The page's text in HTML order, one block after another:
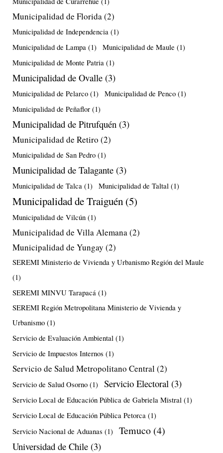
Municipalidad de Florida(2)
Municipalidad de Independencia (1)
Municipalidad de Lampa (1) Municipalidad de Maule (1)
Municipalidad de Monte Patria (1)
Municipalidad de Ovalle (3)
Municipalidad de Pelarco (1) Municipalidad de Penco (1)
Municipalidad de Peñaflor (1)
Municipalidad de Pitrufquén (3)
Municipalidad de Retiro (2)
Municipalidad de San Pedro (1)
Municipalidad de Talagante (3)
Municipalidad de Talca (1) Municipalidad de Taltal (1)
Municipalidad de Traiguén (5)
Municipalidad de Vilcún (1)
Municipalidad de Villa Alemana(2)
Municipalidad de Yungay (2)
SEREMI Ministerio de Vivienda y Urbanismo Región del Maule
(1)
SEREMI MINVU Tarapacá (1)
SEREMI Región Metropolitana Ministerio de Vivienda y
Urbanismo (1)
Servicio de Evaluación Ambiental (1)
Servicio de Impuestos Internos (1)
Servicio de Salud Metropolitano Central(2)
Servicio de Salud Osorno (1) Servicio Electoral (3)
Servicio Local de Educación Pública de Gabriela Mistral (1)
Servicio Local de Educación Pública Petorca (1)
Servicio Nacional de Aduanas (1) Temuco (4)
Universidad de Chile (3)